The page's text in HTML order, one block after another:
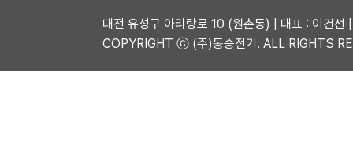
대전 유성구 아리랑로 10 (원촌동) | 대표 : 이
COPYRIGHT ⓒ (주)동승전기. ALL RIGHTS